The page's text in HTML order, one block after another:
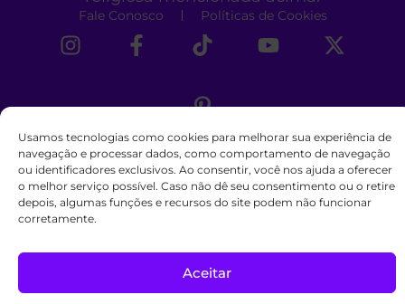
Usamos tecnologias como cookies para melhorar sua experiência de
navegação e processar dados, como comportamento de navegação
ou identificadores exclusivos. Ao consentir, você nos ajuda a oferecer
o melhor serviço possível. Caso não dê seu consentimento ou o retire
depois, algumas funções e recursos do site podem não funcionar
corretamente.
Aceitar
Fale Conosco Políticas de Cookies